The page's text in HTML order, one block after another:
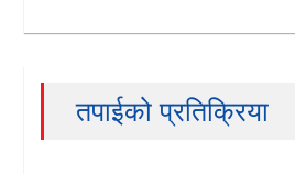
तपाईको प्रतिक्रिया